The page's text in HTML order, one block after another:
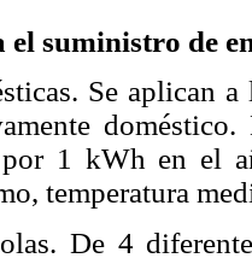
suministro de
Se aplican
1 kWh en el
temperatura
De 4